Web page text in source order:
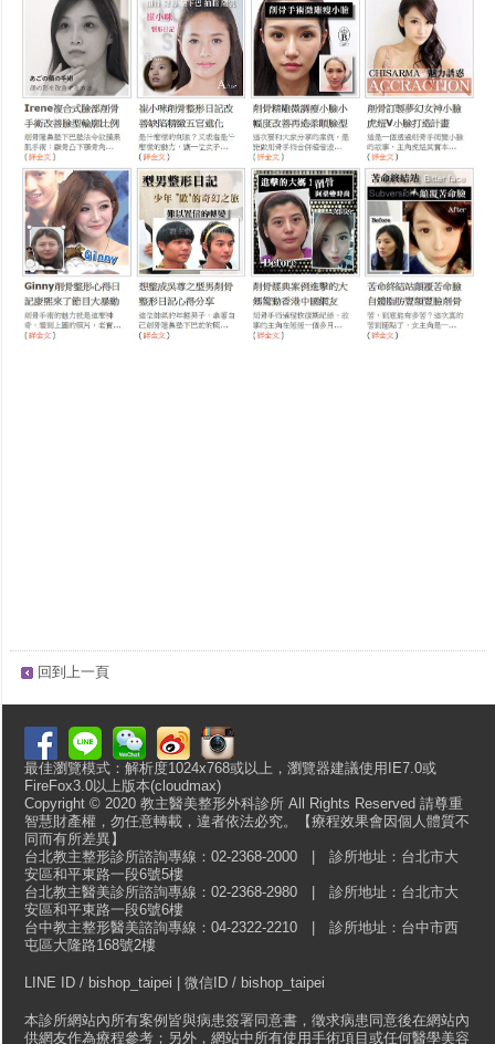
回到上一頁
最佳瀏覽模式：解析度1024x768或以上，瀏覽器建議使用IE7.0或
FireFox3.0以上版本(cloudmax)
Copyright © 2020 教主醫美整形外科診所 All Rights Reserved 請尊重
智慧財產權，勿任意轉載，違者依法必究。【療程效果會因個人體質不
同而有所差異】
台北教主整形診所諮詢專線：02-2368-2000 | 診所地址：台北市大
安區和平東路一段6號5樓
台北教主醫美診所諮詢專線：02-2368-2980 | 診所地址：台北市大
安區和平東路一段6號6樓
台中教主整形醫美諮詢專線：04-2322-2210 | 診所地址：台中市西
屯區大隆路168號2樓
LINE ID / bishop_taipei | 微信ID / bishop_taipei
本診所網站內所有案例皆與病患簽署同意書，徵求病患同意後在網站內
供網友作為療程參考；另外，網站中所有使用手術項目或任何醫學美容